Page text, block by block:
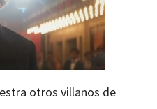
otros villanos de